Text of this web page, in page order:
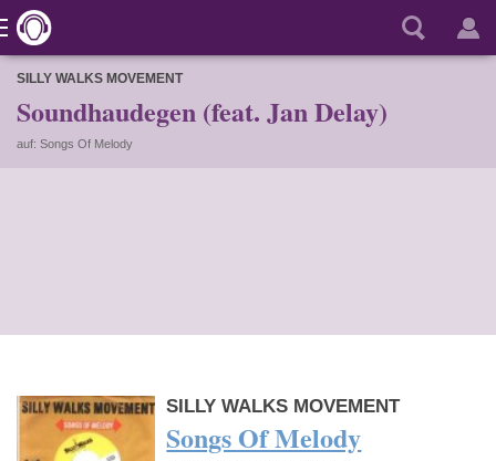
SILLY WALKS MOVEMENT
Soundhaudegen (feat. Jan Delay)
auf: Songs Of Melody
SILLY WALKS MOVEMENT
Songs Of Melody